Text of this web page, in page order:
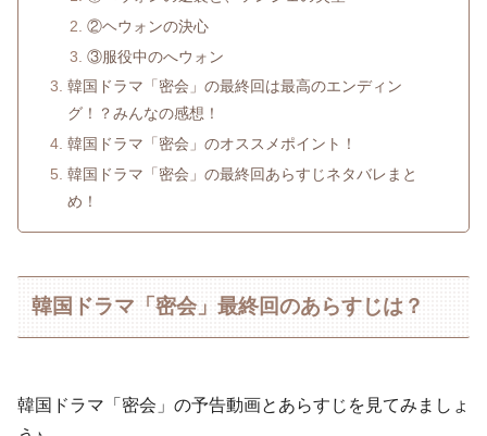
②ヘウォンの決心
③服役中のへウォン
韓国ドラマ「密会」の最終回は最高のエンディン
グ！？みんなの感想！
韓国ドラマ「密会」のオススメポイント！
韓国ドラマ「密会」の最終回あらすじネタバレまと
め！
韓国ドラマ「密会」最終回のあらすじは？
韓国ドラマ「密会」の予告動画とあらすじを見てみましょ